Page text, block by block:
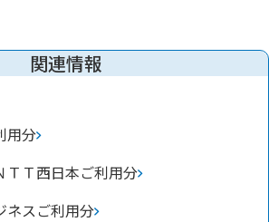
関連情報
用分
ＴＴ西日本ご利用分
ネスご利用分